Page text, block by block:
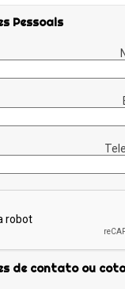
Pessoais
de contato ou